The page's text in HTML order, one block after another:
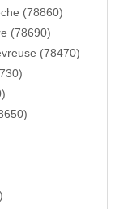
(78860)
(78690)
(78470)